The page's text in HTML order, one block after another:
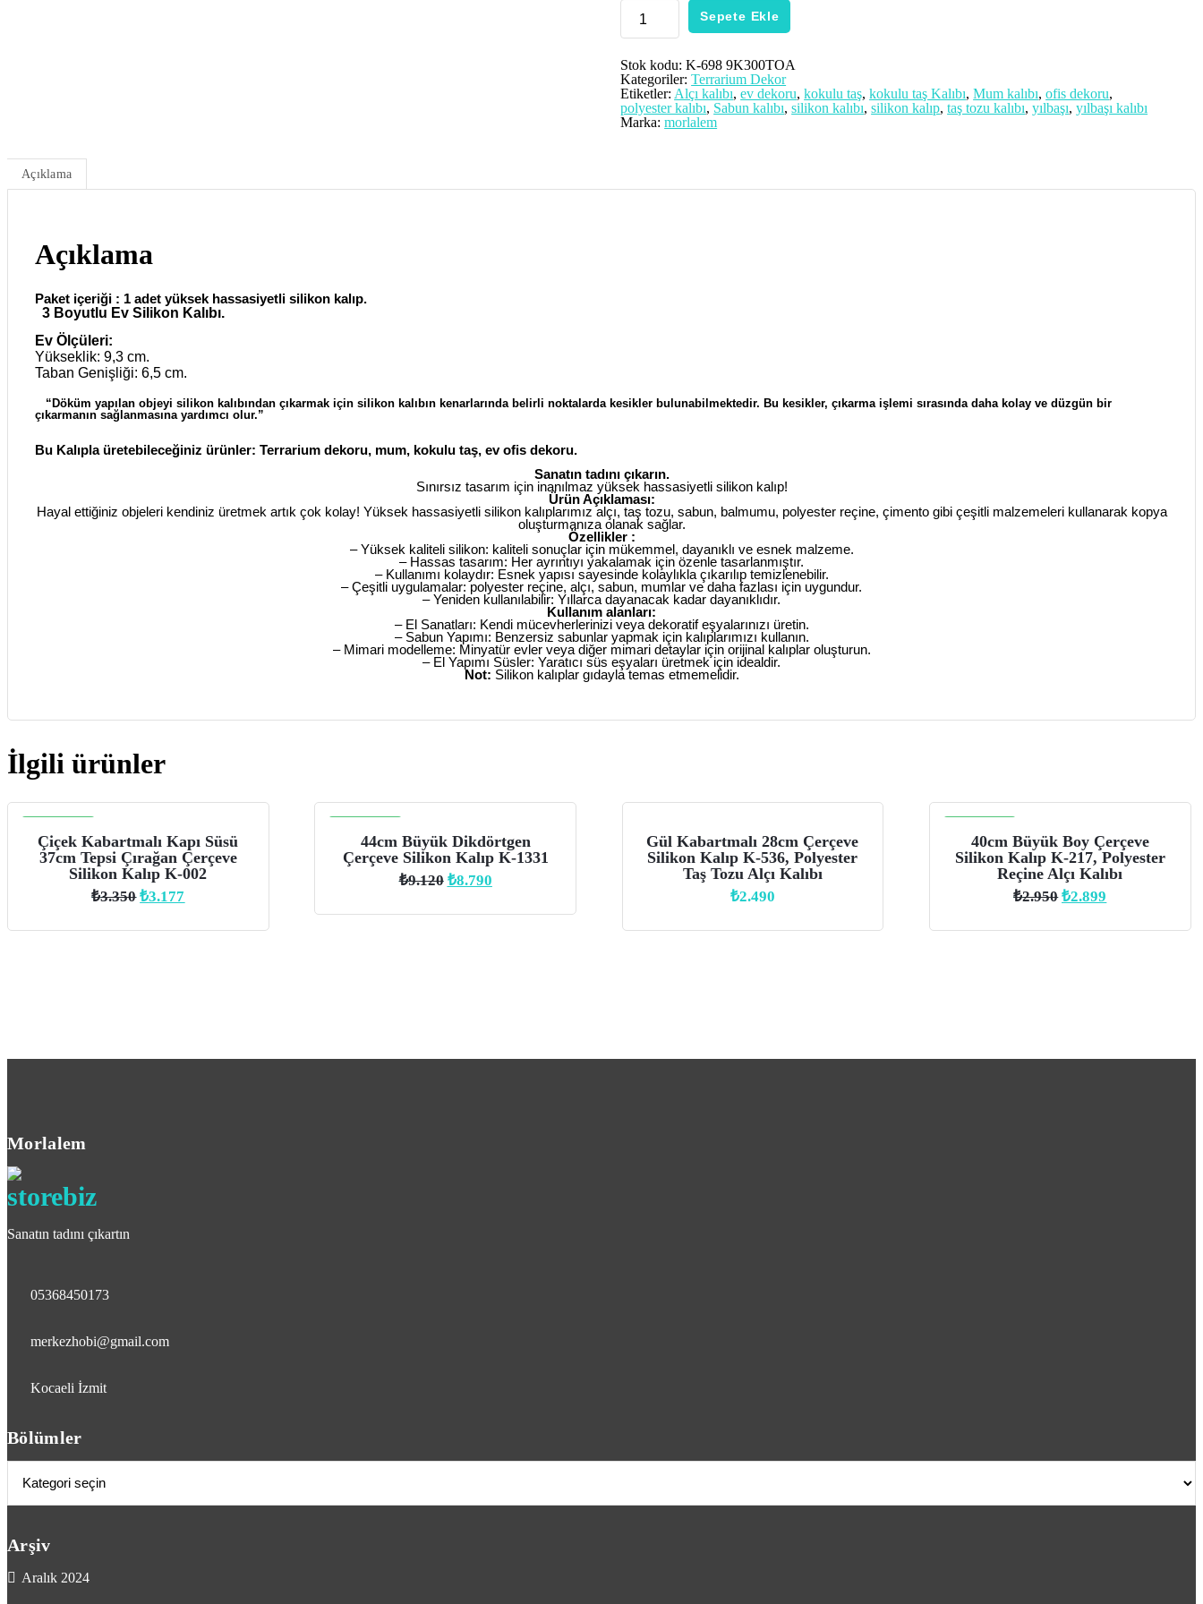
3
Boyutlu
Kış
Çam
Ağacı
Ev
Silikon
Kalıp
Taş
Sepete Ekle
Stok kodu:K-698 9K300TOA
Kategoriler:Terrarium Dekor
Etiketler: Alçı kalıbı,ev dekoru,kokulu taş,kokulu taş Kalıbı,Mum kalıbı,ofis dekoru,
polyester kalıbı, Sabun kalıbı,silikon kalıbı,silikon kalıp,taş tozu kalıbı,yılbaşı,yılbaşı kalıbı
Marka:morlalem
Açıklama
Açıklama
Paket içeriği : 1 adet yüksek hassasiyetli silikon kalıp.
3 Boyutlu Ev Silikon Kalıbı.
Ev Ölçüleri:
Yükseklik: 9,3 cm.
Taban Genişliği: 6,5 cm.
“Döküm yapılan objeyi silikon kalıbından çıkarmak için silikon kalıbın kenarlarında belirli noktalarda kesikler bulunabilmektedir. Bu kesikler, çıkarma işlemi sırasında daha kolay ve düzgün bir
çıkarmanın sağlanmasına yardımcı olur.”
Bu Kalıpla üretebileceğiniz ürünler: Terrarium dekoru, mum, kokulu taş, ev ofis dekoru.
Sanatın tadını çıkarın.
Sınırsız tasarım için inanılmaz yüksek hassasiyetli silikon kalıp!
Ürün Açıklaması:
Hayal ettiğiniz objeleri kendiniz üretmek artık çok kolay! Yüksek hassasiyetli silikon kalıplarımız alçı, taş tozu, sabun, balmumu, polyester reçine, çimento gibi çeşitli malzemeleri kullanarak kopya
oluşturmanıza olanak sağlar.
Özellikler :
– Yüksek kaliteli silikon: kaliteli sonuçlar için mükemmel, dayanıklı ve esnek malzeme.
– Hassas tasarım: Her ayrıntıyı yakalamak için özenle tasarlanmıştır.
– Kullanımı kolaydır: Esnek yapısı sayesinde kolaylıkla çıkarılıp temizlenebilir.
– Çeşitli uygulamalar: polyester reçine, alçı, sabun, mumlar ve daha fazlası için uygundur.
– Yeniden kullanılabilir: Yıllarca dayanacak kadar dayanıklıdır.
Kullanım alanları:
– El Sanatları: Kendi mücevherlerinizi veya dekoratif eşyalarınızı üretin.
– Sabun Yapımı: Benzersiz sabunlar yapmak için kalıplarımızı kullanın.
– Mimari modelleme: Minyatür evler veya diğer mimari detaylar için orijinal kalıplar oluşturun.
– El Yapımı Süsler: Yaratıcı süs eşyaları üretmek için idealdir.
Not: Silikon kalıplar gıdayla temas etmemelidir.
İlgili ürünler
Çiçek Kabartmalı Kapı Süsü
37cm Tepsi Çırağan Çerçeve
Silikon Kalıp K-002
₺3.350Orijinal
₺3.350.
₺3.177
fiyat:
44cm Büyük Dikdörtgen
Çerçeve Silikon Kalıp K-1331
₺9.120 Orijinal
₺9.120.
₺8.790Şu
fiyat:
Gül Kabartmalı 28cm Çerçeve
Silikon Kalıp K-536, Polyester
Taş Tozu Alçı Kalıbı
₺2.490
40cm Büyük Boy Çerçeve
Silikon Kalıp K-217, Polyester
Reçine Alçı Kalıbı
₺2.950Orijinal
₺2.950.
₺2.899
fiyat:
Morlalem
Sanatın tadını çıkartın
05368450173
merkezhobi@gmail.com
Kocaeli İzmit
Bölümler
Bölümler
Arşiv
Aralık 2024